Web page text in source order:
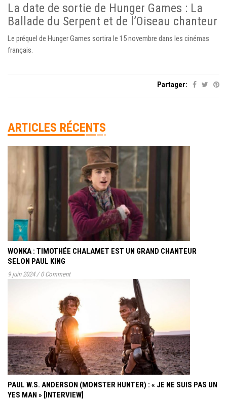
La date de sortie de Hunger Games : La
Ballade du Serpent et de l’Oiseau chanteur
Le préquel de Hunger Games sortira le 15 novembre dans les cinémas
français.
Partager:
ARTICLES RÉCENTS
WONKA : TIMOTHÉE CHALAMET EST UN GRAND CHANTEUR
SELON PAUL KING
9 juin 2024 / 0 Comment
PAUL W.S. ANDERSON (MONSTER HUNTER) : « JE NE SUIS PAS UN
YES MAN » [INTERVIEW]